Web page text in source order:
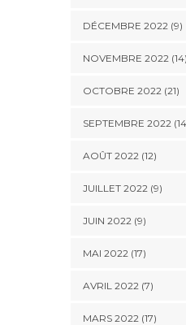
DÉCEMBRE 2022 (9)
NOVEMBRE 2022 (14)
OCTOBRE 2022 (21)
SEPTEMBRE 2022
AOÛT 2022 (12)
JUILLET 2022 (9)
JUIN 2022 (9)
MAI 2022 (17)
AVRIL 2022 (7)
MARS 2022 (17)